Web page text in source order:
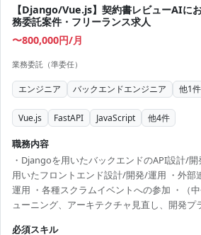
【Django/Vue.js】契約書レビューAIに
務委託案件・フリーランス求人
〜800,000円/月
業務委託（準委任）
エンジニア バックエンドエンジニア 他1件
Vue.js FastAPI JavaScript 他4件
職務内容
・Djangoを用いたバックエンドのAPI設計/
用いたフロントエンド設計/開発/運用 ・外
運用 ・各種スクラムイベントへの参加 ・（
ューニング、アーキテクチャ見直し、開発プ
必須スキル